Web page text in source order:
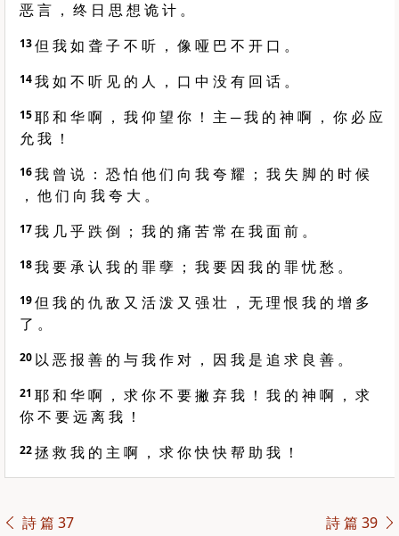
恶 言 ， 终 日 思 想 诡 计 。
13但 我 如 聋 子 不 听 ， 像 哑 巴 不 开 口 。
14我 如 不 听 见 的 人 ， 口 中 没 有 回 话 。
15耶 和 华 啊 ， 我 仰 望 你 ！ 主 ─ 我 的 神 啊 ， 你 必 应
允 我 ！
16我 曾 说 ： 恐 怕 他 们 向 我 夸 耀 ； 我 失 脚 的 时 候
， 他 们 向 我 夸 大 。
17我 几 乎 跌 倒 ； 我 的 痛 苦 常 在 我 面 前 。
18我 要 承 认 我 的 罪 孽 ； 我 要 因 我 的 罪 忧 愁 。
19但 我 的 仇 敌 又 活 泼 又 强 壮 ， 无 理 恨 我 的 增 多
了 。
20 以 恶 报 善 的 与 我 作 对 ， 因 我 是 追 求 良 善 。
21 耶 和 华 啊 ， 求 你 不 要 撇 弃 我 ！ 我 的 神 啊 ， 求
你 不 要 远 离 我 ！
22拯 救 我 的 主 啊 ， 求 你 快 快 帮 助 我 ！
詩 篇 37 詩 篇 39